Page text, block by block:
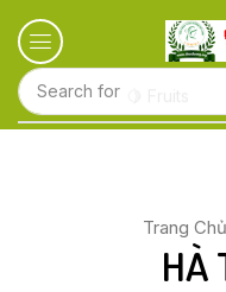
Search for
Trang Chủ
HÀ